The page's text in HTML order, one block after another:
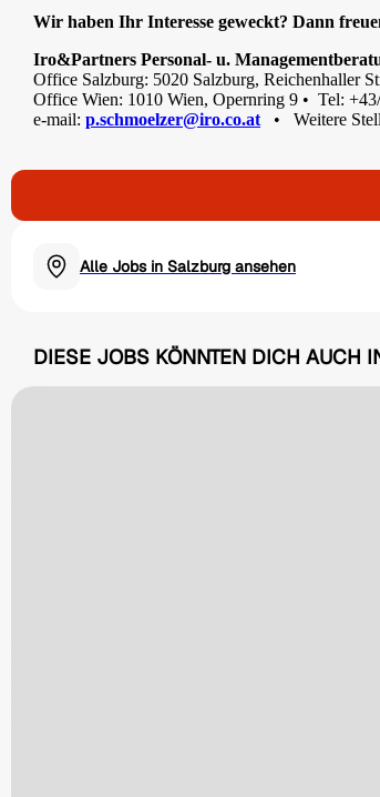
Wir haben Ihr Interesse geweckt? Dann
Iro&Partners Personal- u.
Office Salzburg: 5020 Salzburg, Reichenhaller
Office Wien: 1010 Wien, Opernring 9 • Tel:
e-mail: p.schmoelzer@iro.co.at • Weitere
Alle Jobs in Salzburg ansehen
DIESE JOBS KÖNNTEN DICH AUCH